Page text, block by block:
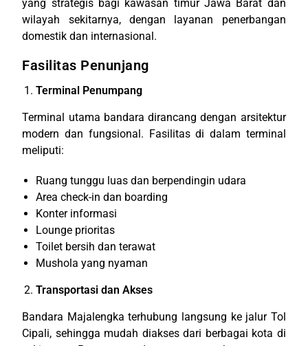
yang strategis bagi kawasan timur Jawa Barat dan
wilayah sekitarnya, dengan layanan penerbangan
domestik dan internasional.
Fasilitas Penunjang
Terminal Penumpang
Terminal utama bandara dirancang dengan arsitektur
modern dan fungsional. Fasilitas di dalam terminal
meliputi:
Ruang tunggu luas dan berpendingin udara
Area check-in dan boarding
Konter informasi
Lounge prioritas
Toilet bersih dan terawat
Mushola yang nyaman
Transportasi dan Akses
Bandara Majalengka terhubung langsung ke jalur Tol
Cipali, sehingga mudah diakses dari berbagai kota di